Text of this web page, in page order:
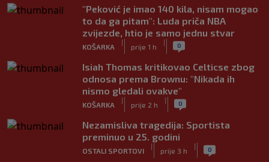
"Peković je imao 140 kila, nisam mogao
to da ga pitam": Luda priča NBA
zvijezde, htio je samo jednu stvar
KOŠARKA
|
prije 1 h
| 0
Isiah Thomas kritikovao Celticse zbog
odnosa prema Brownu: "Nikada ih
nismo gledali ovakve"
KOŠARKA
|
prije 2 h
| 0
Nezamisliva tragedija: Sportista
preminuo u 25. godini
OSTALI SPORTOVI
|
prije 3 h
| 0